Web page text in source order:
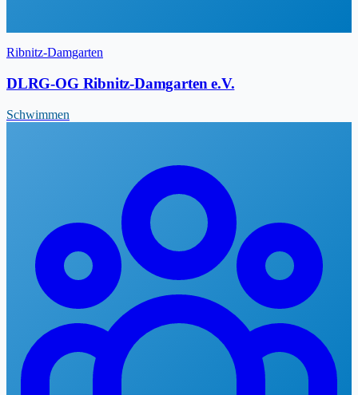
Ribnitz-Damgarten
DLRG-OG Ribnitz-Damgarten e.V.
Schwimmen